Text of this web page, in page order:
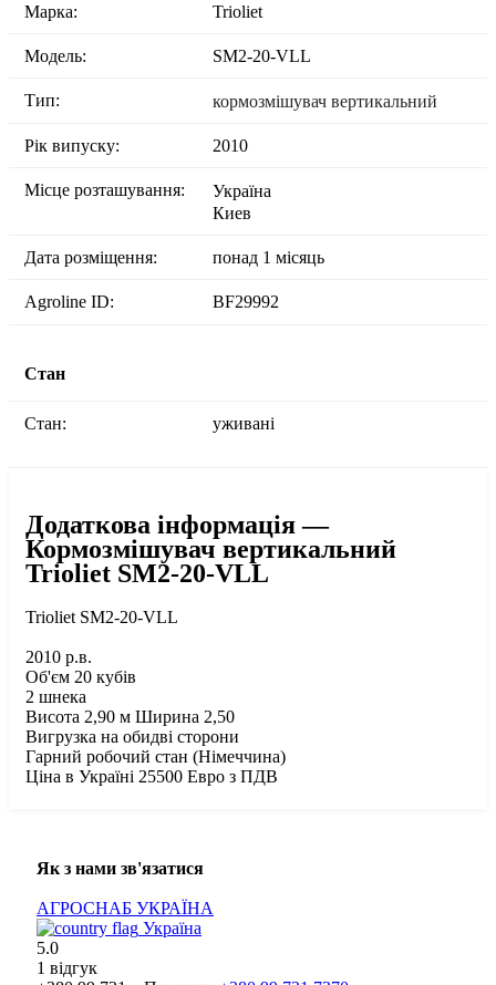
Марка: Trioliet
Модель: SM2-20-VLL
Тип: кормозмішувач вертикальний
Рік випуску: 2010
Місце розташування:
Україна
Киев
Дата розміщення: понад 1 місяць
Agroline ID: BF29992
Стан
Стан: уживані
Додаткова інформація —
Кормозмішувач вертикальний
Trioliet SM2-20-VLL
Trioliet SM2-20-VLL
2010 р.в.
Об'єм 20 кубів
2 шнека
Висота 2,90 м Ширина 2,50
Вигрузка на обидві сторони
Гарний робочий стан (Німеччина)
Ціна в Україні 25500 Евро з ПДВ
Як з нами зв'язатися
АГРОСНАБ УКРАЇНА
Україна
5.0
1 відгук